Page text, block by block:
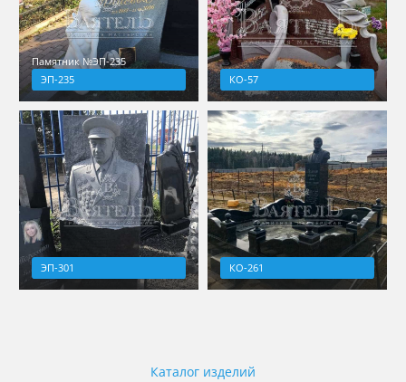
Памятник №ЭП-235
ЭП-235
КО-57
ЭП-301 КО-261
Каталог изделий